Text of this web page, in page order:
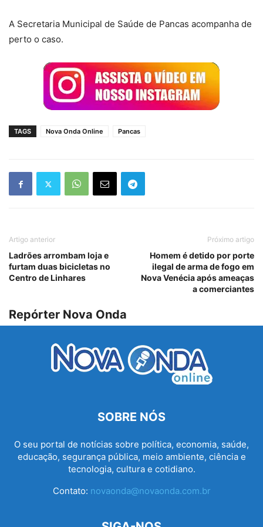
A Secretaria Municipal de Saúde de Pancas acompanha de
perto o caso.
TAGS Nova Onda Online Pancas
Artigo anterior
Ladrões arrombam loja e
furtam duas bicicletas no
Centro de Linhares
Próximo artigo
Homem é detido por porte
ilegal de arma de fogo em
Nova Venécia após ameaças
a comerciantes
Repórter Nova Onda
SOBRE NÓS
O seu portal de notícias sobre política, economia, saúde,
educação, segurança pública, meio ambiente, ciência e
tecnologia, cultura e cotidiano.
Contato: novaonda@novaonda.com.br